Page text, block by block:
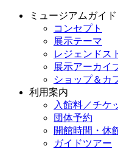
ミュージアムガイド
コンセプト
展示テーマ
レジェンドス
展示アーカイ
ショップ＆カ
利用案内
入館料／チケ
団体予約
開館時間・休
ガイドツアー